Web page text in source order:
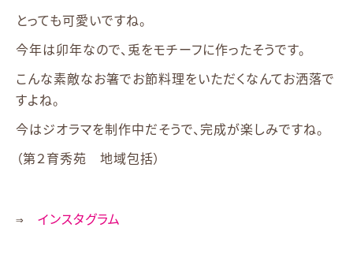
とっても可愛いですね。
今年は卯年なので、兎をモチーフに作ったそうです。
こんな素敵なお箸でお節料理をいただくなんてお洒落で
すよね。
今はジオラマを制作中だそうで、完成が楽しみですね。
（第２育秀苑 地域包括）
⇒ インスタグラム